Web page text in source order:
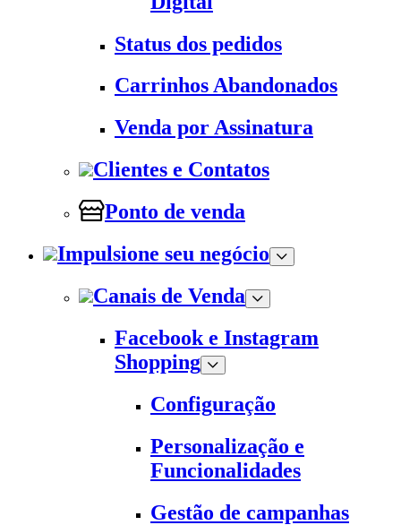
Status dos pedidos
Carrinhos Abandonados
Venda por Assinatura
Clientes e Contatos
Ponto de venda
Impulsione seu negócio
Canais de Venda
Facebook e Instagram
Shopping
Configuração
Personalização e
Funcionalidades
Gestão de campanhas